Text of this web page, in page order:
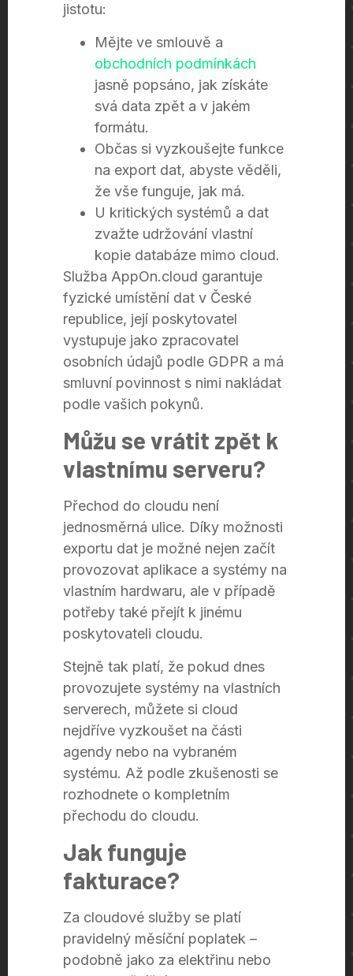
jistotu:
Mějte ve smlouvě a
obchodních podmínkách
jasně popsáno, jak získáte
svá data zpět a v jakém
formátu.
Občas si vyzkoušejte funkce
na export dat, abyste věděli,
že vše funguje, jak má.
U kritických systémů a dat
zvažte udržování vlastní
kopie databáze mimo cloud.
Služba AppOn.cloud garantuje
fyzické umístění dat v České
republice, její poskytovatel
vystupuje jako zpracovatel
osobních údajů podle GDPR a má
smluvní povinnost s nimi nakládat
podle vašich pokynů.
Můžu se vrátit zpět k
vlastnímu serveru?
Přechod do cloudu není
jednosměrná ulice. Díky možnosti
exportu dat je možné nejen začít
provozovat aplikace a systémy na
vlastním hardwaru, ale v případě
potřeby také přejít k jinému
poskytovateli cloudu.
Stejně tak platí, že pokud dnes
provozujete systémy na vlastních
serverech, můžete si cloud
nejdříve vyzkoušet na části
agendy nebo na vybraném
systému. Až podle zkušenosti se
rozhodnete o kompletním
přechodu do cloudu.
Jak funguje
fakturace?
Za cloudové služby se platí
pravidelný měsíční poplatek –
podobně jako za elektřinu nebo